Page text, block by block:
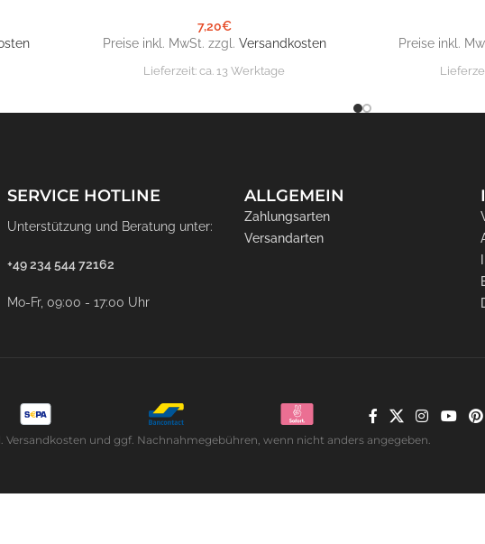
7,20€
Preise inkl. MwSt. zzgl. Versandkosten
Lieferzeit:ca. 13 Werktage
Preise inkl.
SERVICE HOTLINE
Unterstützung und Beratung unter:
+49 234 544 72162
Mo-Fr, 09:00 - 17:00 Uhr
ALLGEMEIN
Zahlungsarten
Versandarten
Versandkosten und ggf. Nachnahmegebühren, wenn nicht anders angegeben.